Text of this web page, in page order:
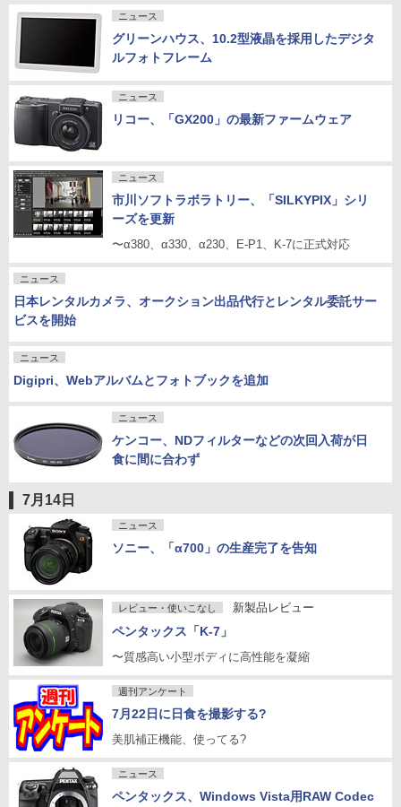
ニュース
グリーンハウス、10.2型液晶を採用したデジタ
ルフォトフレーム
ニュース
リコー、「GX200」の最新ファームウェア
ニュース
市川ソフトラボラトリー、「SILKYPIX」シリ
ーズを更新
〜α380、α330、α230、E-P1、K-7に正式対応
ニュース
日本レンタルカメラ、オークション出品代行とレンタル委託サー
ビスを開始
ニュース
Digipri、Webアルバムとフォトブックを追加
ニュース
ケンコー、NDフィルターなどの次回入荷が日
食に間に合わず
7月14日
ニュース
ソニー、「α700」の生産完了を告知
レビュー・使いこなし 新製品レビュー
ペンタックス「K-7」
〜質感高い小型ボディに高性能を凝縮
週刊アンケート
7月22日に日食を撮影する?
美肌補正機能、使ってる?
ニュース
ペンタックス、Windows Vista用RAW Codec